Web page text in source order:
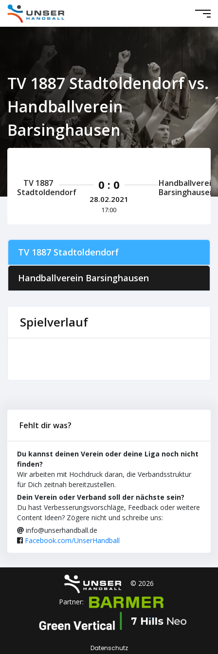
TV 1887 Stadtoldendorf vs.
Handballverein
Barsinghausen
TV 1887
Stadtoldendorf
0 : 0
28.02.2021
17:00
Handballverein
Barsinghausen
TV 1887 Stadtoldendorf
Handballverein Barsinghausen
Spielverlauf
Fehlt dir was?
Du kannst deinen Verein oder deine Liga noch nicht
finden?
Wir arbeiten mit Hochdruck daran, die Verbandsstruktur
für Dich zeitnah bereitzustellen.
Dein Verein oder Verband soll der nächste sein?
Du hast Verbesserungsvorschläge, Feedback oder weitere
Content Ideen? Zögere nicht und schreibe uns:
info@unserhandball.de
Facebook.com/UnserHandball
© 2026
Partner:
Datenschutz